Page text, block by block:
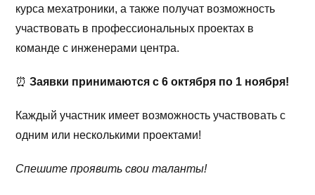
курса мехатроники, а также получат возможность
участвовать в профессиональных проектах в
команде с инженерами центра.
⏰Заявки принимаются с 6 октября по 1 ноября!
Каждый участник имеет возможность участвовать с
одним или несколькими проектами!
Спешите проявить свои таланты!